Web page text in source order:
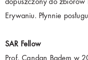
Erywaniu. Płynnie
SAR Fellow
Prof. Candan Badem w